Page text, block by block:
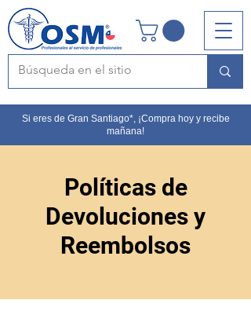
Si eres de Gran Santiago*, ¡Compra hoy y recibe
mañana!
Políticas de
Devoluciones y
Reembolsos